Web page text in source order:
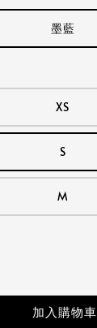
墨藍
XS
S
M
加入購物車